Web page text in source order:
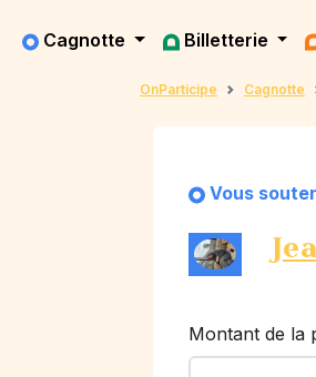
Cagnotte Billetterie
OnParticipe Cagnotte
Vous
Montant de la